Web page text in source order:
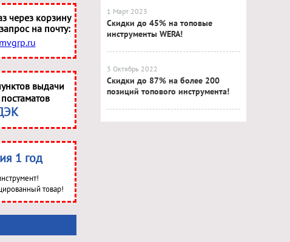
через корзину
на почту:
выдачи
1 год
товар!
1 Март 2023
Скидки до 45% на топовые
инструменты WERA!
3 Октябрь 2022
Скидки до 87% на более 200
позиций топового инструмента!